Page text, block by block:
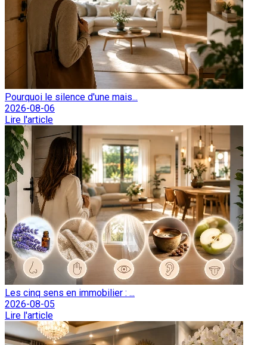
Pourquoi le silence d'une mais...
2026-08-06
Lire l'article
Les cinq sens en immobilier : ...
2026-08-05
Lire l'article